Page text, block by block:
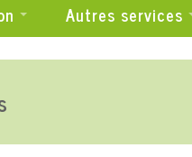
Autres services